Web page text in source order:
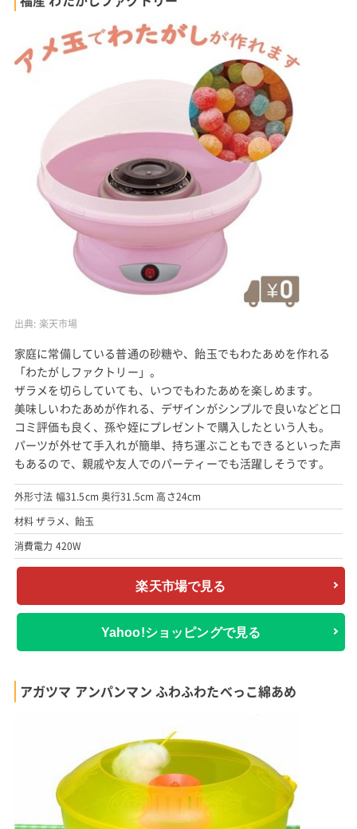
出典: 楽天市場
家庭に常備している普通の砂糖や、飴玉でもわたあめを作れる
「わたがしファクトリー」。
ザラメを切らしていても、いつでもわたあめを楽しめます。
美味しいわたあめが作れる、デザインがシンプルで良いなどと口
コミ評価も良く、孫や姪にプレゼントで購入したという人も。
パーツが外せて手入れが簡単、持ち運ぶこともできるといった声
もあるので、親戚や友人でのパーティーでも活躍しそうです。
外形寸法 幅31.5cm 奥行31.5cm 高さ24cm
材料 ザラメ、飴玉
消費電力 420W
楽天市場で見る
Yahoo!ショッピングで見る
アガツマ アンパンマン ふわふわたべっこ綿あめ